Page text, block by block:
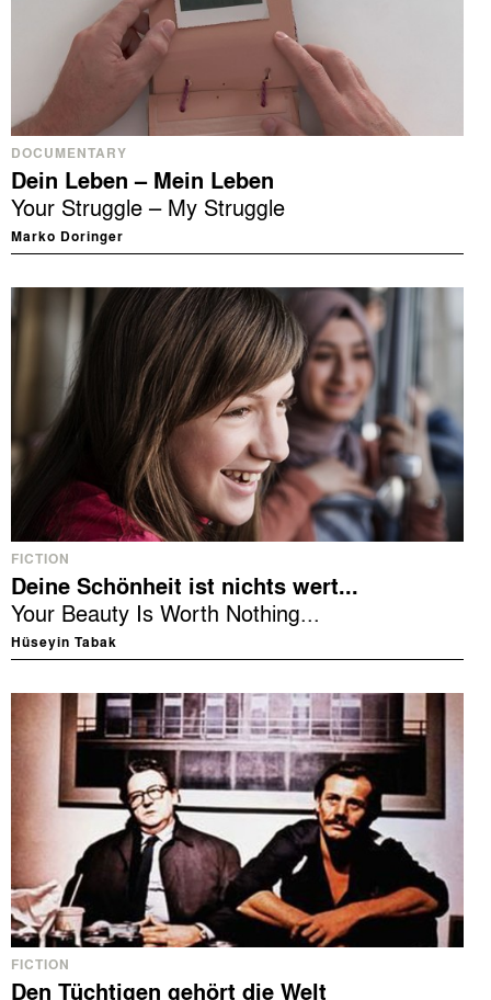
DOCUMENTARY
Dein Leben – Mein Leben
Your Struggle – My Struggle
Marko Doringer
FICTION
Deine Schönheit ist nichts wert...
Your Beauty Is Worth Nothing...
Hüseyin Tabak
FICTION
Den Tüchtigen gehört die Welt